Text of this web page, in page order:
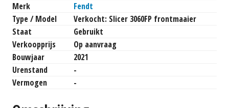
Merk
Fendt
Type / Model
Verkocht: Slicer 3060FP frontmaaier
Staat
Gebruikt
Verkoopprijs
Op aanvraag
Bouwjaar
2021
Urenstand
-
Vermogen
-